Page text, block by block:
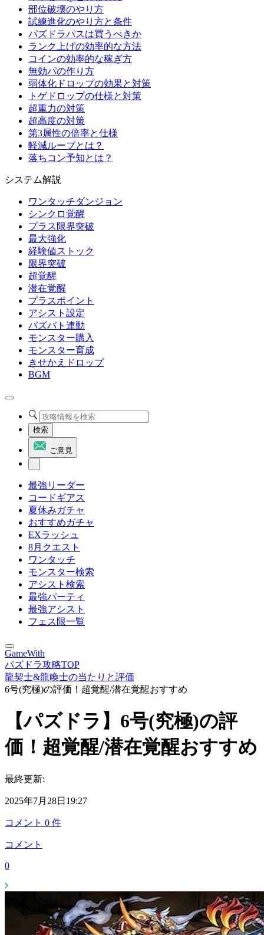
部位破壊のやり方
試練進化のやり方と条件
パズドラパスは買うべきか
ランク上げの効率的な方法
コインの効率的な稼ぎ方
無効パの作り方
弱体化ドロップの効果と対策
トゲドロップの仕様と対策
超重力の対策
超高度の対策
第3属性の倍率と仕様
軽減ループとは？
落ちコン予知とは？
システム解説
ワンタッチダンジョン
シンクロ覚醒
プラス限界突破
最大強化
経験値ストック
限界突破
超覚醒
潜在覚醒
プラスポイント
アシスト設定
パズバト連動
モンスター購入
モンスター育成
きせかえドロップ
BGM
検索
ご意見
最強リーダー
コードギアス
夏休みガチャ
おすすめガチャ
EXラッシュ
8月クエスト
ワンタッチ
モンスター検索
アシスト検索
最強パーティ
最強アシスト
フェス限一覧
GameWith
パズドラ攻略TOP
龍契士&龍喚士の当たりと評価
6号(究極)の評価！超覚醒/潜在覚醒おすすめ
【パズドラ】6号(究極)の評
価！超覚醒/潜在覚醒おすすめ
最終更新:
2025年7月28日19:27
コメント 0 件
コメント
0